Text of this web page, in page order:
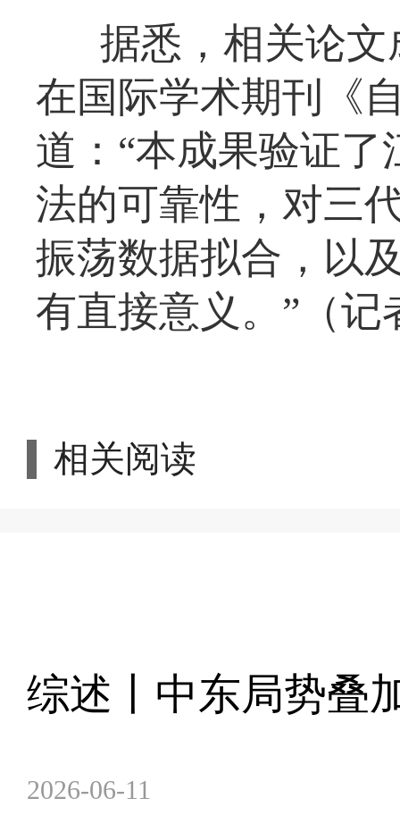
据悉，相关论
在国际学术期刊《
道：“本成果验证
法的可靠性，对三
振荡数据拟合，以
有直接意义。”（记
相关阅读
综述丨中东局势叠
2026-06-11